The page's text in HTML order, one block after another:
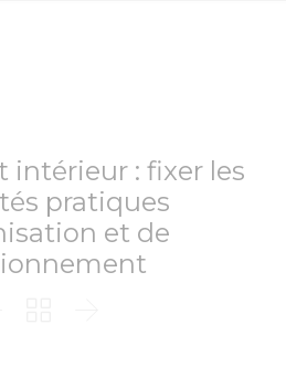
intérieur : fixer les
pratiques
et de